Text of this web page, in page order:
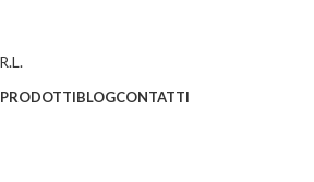
PRODOTTIBLOGCONTATTI